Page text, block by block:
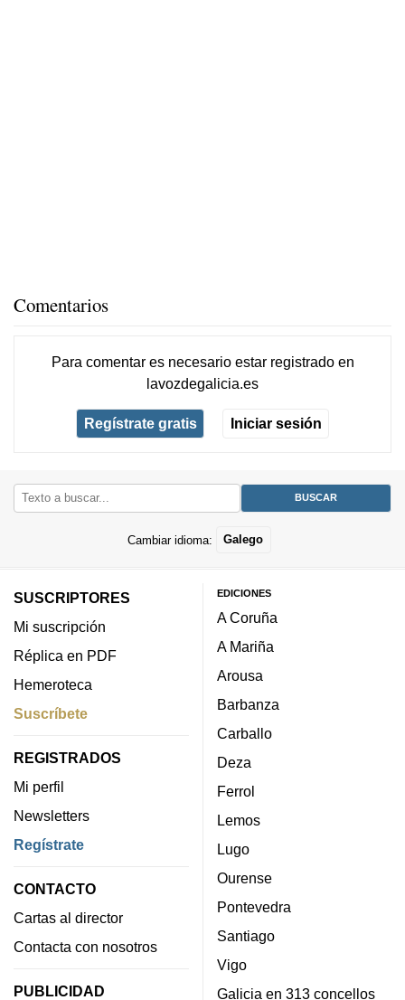
Comentarios
Para comentar es necesario estar registradoen
lavozdegalicia.es
Regístrate gratis Iniciar sesión
Cambiar idioma: Galego
SUSCRIPTORES
Mi suscripción
Réplica en PDF
Hemeroteca
Suscríbete
REGISTRADOS
Mi perfil
Newsletters
Regístrate
CONTACTO
Cartas al director
Contacta con nosotros
PUBLICIDAD
EDICIONES
A Coruña
A Mariña
Arousa
Barbanza
Carballo
Deza
Ferrol
Lemos
Lugo
Ourense
Pontevedra
Santiago
Vigo
Galicia en 313 concellos